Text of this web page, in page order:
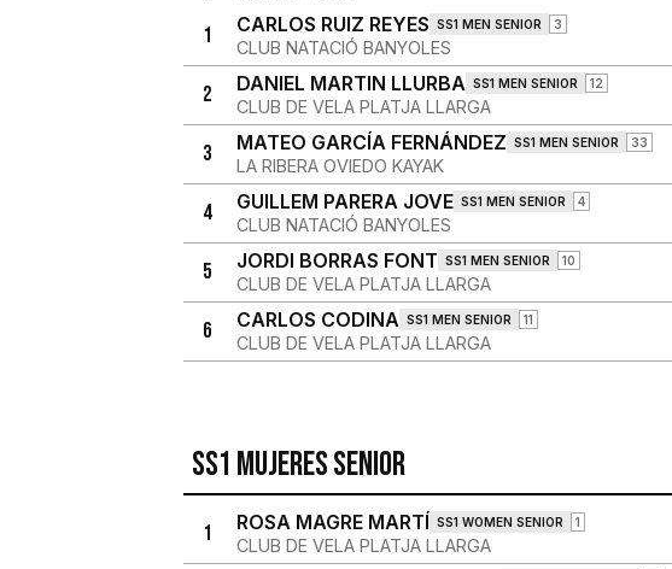
1 CARLOS RUIZ REYES SS1 MEN SENIOR 3
CLUB NATACIÓ BANYOLES
2 DANIEL MARTIN LLURBA SS1 MEN SENIOR 12
CLUB DE VELA PLATJA LLARGA
3 MATEO GARCÍA FERNÁNDEZ SS1 MEN SENIOR 33
LA RIBERA OVIEDO KAYAK
4 GUILLEM PARERA JOVE SS1 MEN SENIOR 4
CLUB NATACIÓ BANYOLES
5 JORDI BORRAS FONT SS1 MEN SENIOR 10
CLUB DE VELA PLATJA LLARGA
6 CARLOS CODINA SS1 MEN SENIOR 11
CLUB DE VELA PLATJA LLARGA
SS1 Mujeres Senior
1 ROSA MAGRE MARTÍ SS1 WOMEN SENIOR 1
CLUB DE VELA PLATJA LLARGA